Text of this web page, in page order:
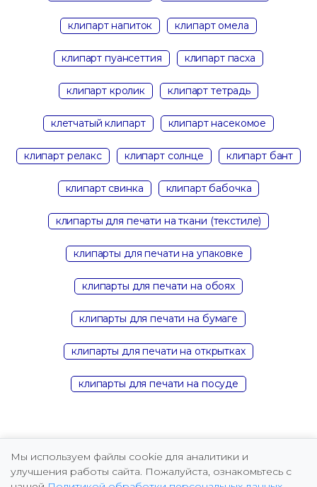
клипарт напиток клипарт омела
клипарт пуансеттия клипарт пасха
клипарт кролик клипарт тетрадь
клетчатый клипарт клипарт насекомое
клипарт релакс клипарт солнце клипарт бант
клипарт свинка клипарт бабочка
клипарты для печати на ткани (текстиле)
клипарты для печати на упаковке
клипарты для печати на обоях
клипарты для печати на бумаге
клипарты для печати на открытках
клипарты для печати на посуде
Мы используем файлы cookie для аналитики и
улучшения работы сайта. Пожалуйста, ознакомьтесь с